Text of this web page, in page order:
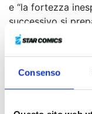
Consenso
e “la fortezza
successivo si
prodigio che a
il nome della più
come esito di
permettersi di